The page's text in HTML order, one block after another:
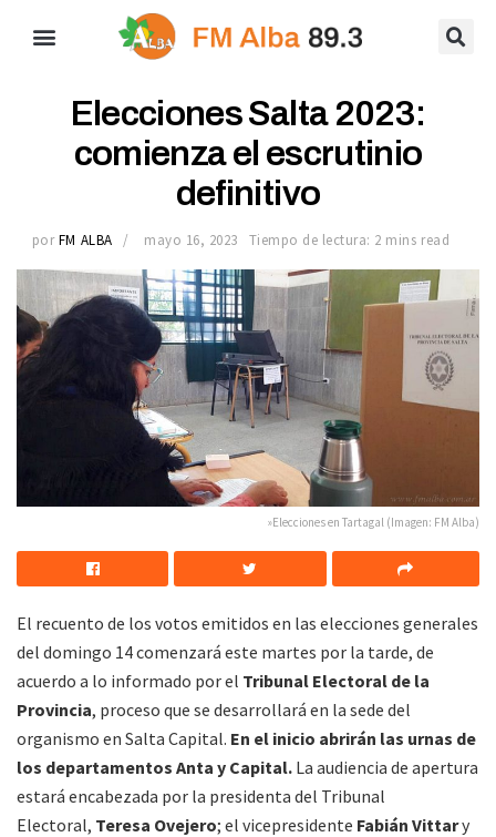
Elecciones Salta 2023:
comienza el escrutinio
definitivo
por FM ALBA mayo 16, 2023 Tiempo de lectura: 2 mins read
»Elecciones en Tartagal (Imagen: FM Alba)
El recuento de los votos emitidos en las elecciones generales
del domingo 14 comenzará este martes por la tarde, de
acuerdo a lo informado por el Tribunal Electoral de la
Provincia, proceso que se desarrollará en la sede del
organismo en Salta Capital. En el inicio abrirán las urnas de
los departamentos Anta y Capital. La audiencia de apertura
estará encabezada por la presidenta del Tribunal
Electoral, Teresa Ovejero; el vicepresidente Fabián Vittary